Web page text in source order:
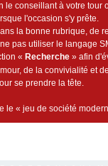
le conseillant à votre tour
l'occasion s'y prête.
la bonne rubrique, de
pas utiliser le langage
« Recherche » afin
de la convivialité et
se prendre la tête.
le « jeu de société